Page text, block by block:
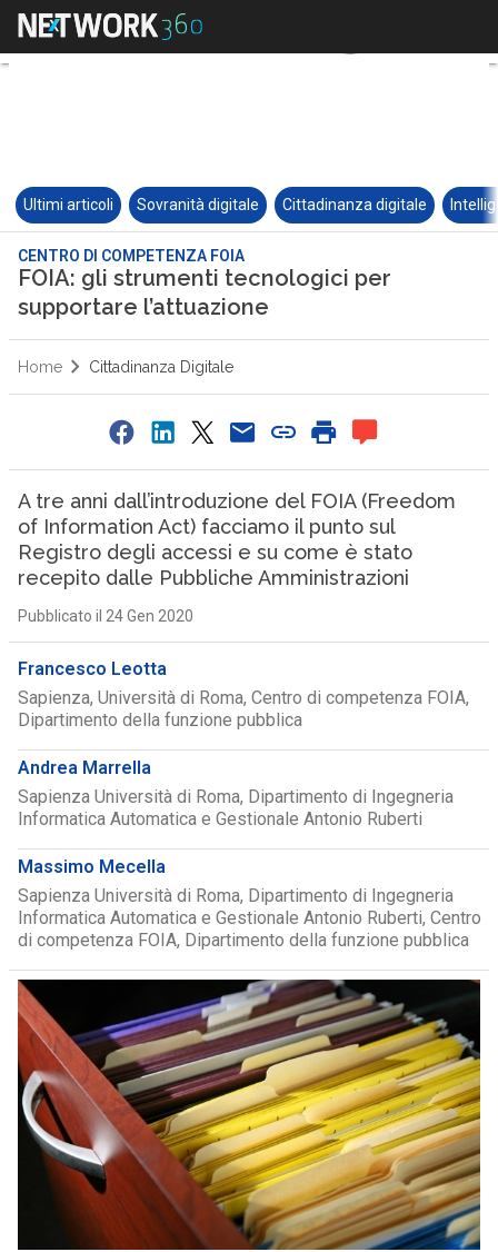
Ultimi articoli Sovranità digitale Cittadinanza digitale
CENTRO DI COMPETENZA FOIA
FOIA: gli strumenti tecnologici per
supportare l’attuazione
Home Cittadinanza Digitale
A tre anni dall’introduzione del FOIA (Freedom
of Information Act) facciamo il punto sul
Registro degli accessi e su come è stato
recepito dalle Pubbliche Amministrazioni
Pubblicato il 24 Gen 2020
Francesco Leotta
Sapienza, Università di Roma, Centro di competenza FOIA,
Dipartimento della funzione pubblica
Andrea Marrella
Sapienza Università di Roma, Dipartimento di Ingegneria
Informatica Automatica e Gestionale Antonio Ruberti
Massimo Mecella
Sapienza Università di Roma, Dipartimento di Ingegneria
Informatica Automatica e Gestionale Antonio Ruberti, Centro
di competenza FOIA, Dipartimento della funzione pubblica